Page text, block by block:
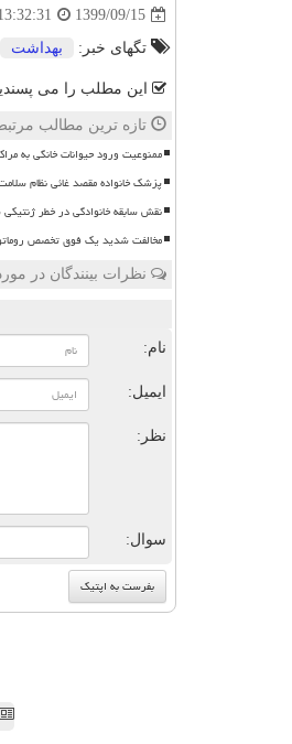
1399/09/15
تگهای خبر: بهداشت
این مطلب را می
تازه ترین مطالب
ممنوعیت ورود حیوانات خانگی به
پزشک خانواده مقصد غائی نظام
نقش سابقه خانوادگی در خطر
مخالفت شدید یک فوق تخصص
نظرات بینندگان در
نام:
ایمیل:
نظر:
سوال: